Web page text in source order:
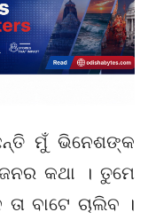
ମୁଁ ଭିନେଶଙ୍କ
କଥା । ତୁମେ
ବାଟେ ଚାଲିବ ।